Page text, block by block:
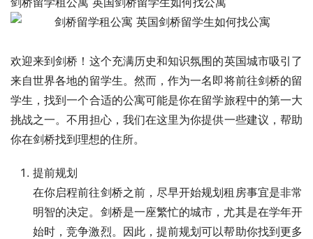
欢迎来到剑桥！这个充满历史和知识氛围的英国城市吸引了
来自世界各地的留学生。然而，作为一名即将前往剑桥的留
学生，找到一个合适的公寓可能是你在留学旅程中的第一大
挑战之一。不用担心，我们在这里为你提供一些建议，帮助
你在剑桥找到理想的住所。
提前规划
在你启程前往剑桥之前，尽早开始规划租房事宜是非常
明智的决定。剑桥是一座繁忙的城市，尤其是在学年开
始时，竞争激烈。因此，提前规划可以帮助你找到更多